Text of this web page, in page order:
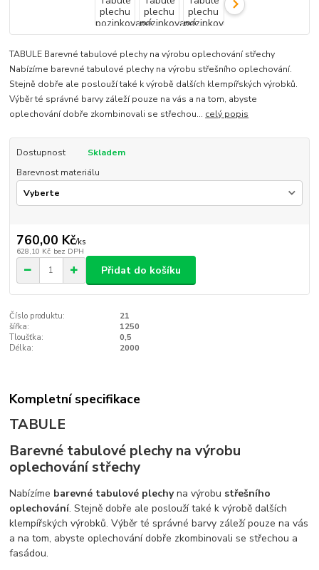
TABULE Barevné tabulové plechy na výrobu oplechování střechy
Nabízíme barevné tabulové plechy na výrobu střešního oplechování.
Stejně dobře ale poslouží také k výrobě dalších klempířských výrobků.
Výběr té správné barvy záleží pouze na vás a na tom, abyste
oplechování dobře zkombinovali se střechou... celý popis
Dostupnost
Skladem
Barevnost materiálu
760,00 Kč/ks
628,10 Kč bez DPH
Přidat do košíku
Číslo produktu:
21
šířka:
1250
Tloušťka:
0,5
Délka:
2000
Kompletní specifikace
TABULE
Barevné tabulové plechy na výrobu
oplechování střechy
Nabízíme barevné tabulové plechyna výrobu střešního
oplechování. Stejně dobře ale poslouží také k výrobě dalších
klempířských výrobků. Výběr té správné barvy záleží pouze na vás
a na tom, abyste oplechování dobře zkombinovali se střechou a
fasádou.